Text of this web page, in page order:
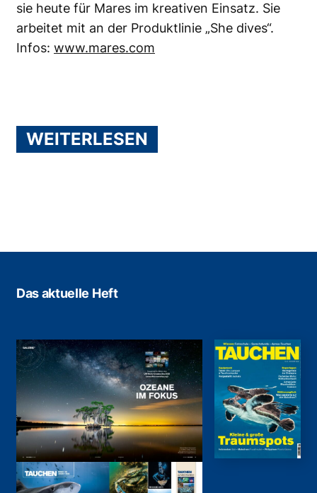
sie heute für Mares im kreativen Einsatz. Sie
arbeitet mit an der Produktlinie „She dives“.
Infos: www.mares.com
WEITERLESEN
Das aktuelle Heft